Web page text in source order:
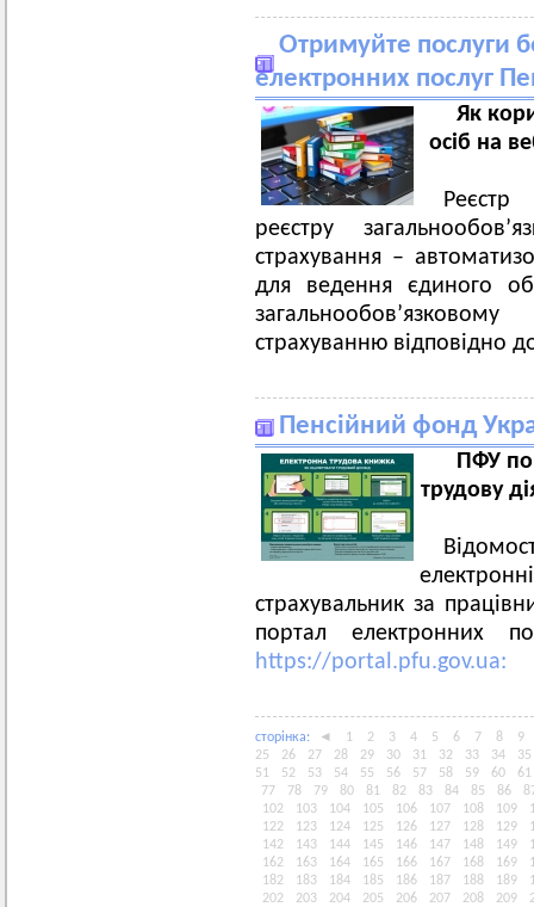
Отримуйте послуги
електронних послуг
Як
осіб на
Реєстр
реєстру
страхування –
для ведення єдиного
страхуванню відповідно
Пенсійний фонд
ПФУ
трудову
страхувальник за
портал електронних
https://portal.pfu.gov.ua:
сторiнка: ◄ 1 2 3 4 5 6 7 8
9
25
26 27 28 29 30 31 32 33 34
35
51
52 53 54 55 56 57 58 59 60
61
77
78 79 80 81 82 83 84 85 86
102
103 104 105 106 107 108 109
122
123 124 125 126 127 128 129
142
143 144 145 146 147 148 149
162
163 164 165 166 167 168 169
182
183 184 185 186 187 188 189
202
203 204 205 206 207 208 209